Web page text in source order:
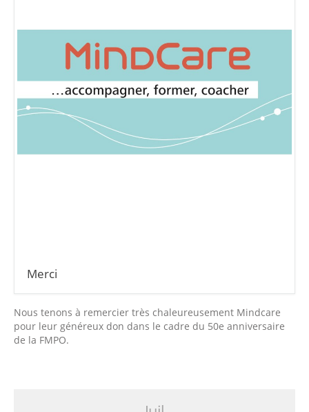
Merci
Nous tenons à remercier très chaleureusement Mindcare
pour leur généreux don dans le cadre du 50e anniversaire
de la FMPO.